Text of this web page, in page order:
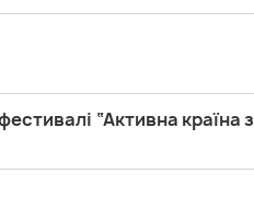
“Активна країна з